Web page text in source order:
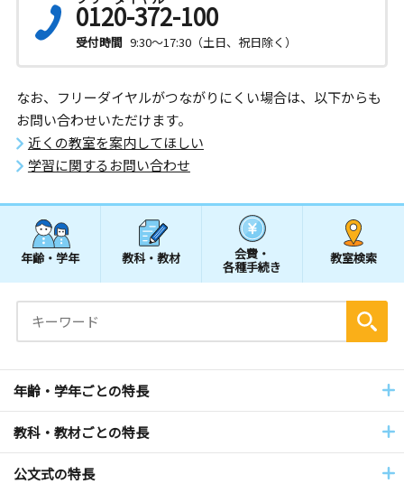
0120-372-100
受付時間 9:30～17:30（土日、祝日除く）
なお、フリーダイヤルがつながりにくい場合は、以下からも
お問い合わせいただけます。
近くの教室を案内してほしい
学習に関するお問い合わせ
年齢・学年 教科・教材 会費・
各種手続き
教室検索
年齢・学年ごとの特長
教科・教材ごとの特長
公文式の特長